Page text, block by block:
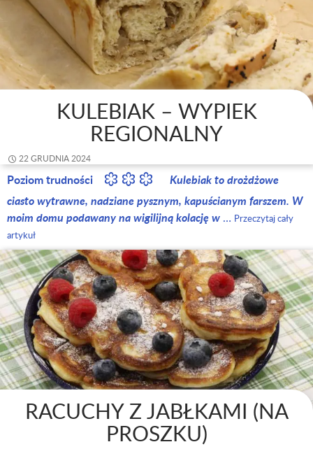
KULEBIAK – WYPIEK
REGIONALNY
22 GRUDNIA 2024
Poziom trudności
Kulebiak to drożdżowe
ciasto wytrawne, nadziane pysznym, kapuścianym farszem. W
moim domu podawany na wigilijną kolację w … Przeczytaj cały
artykuł
RACUCHY Z JABŁKAMI (NA
PROSZKU)